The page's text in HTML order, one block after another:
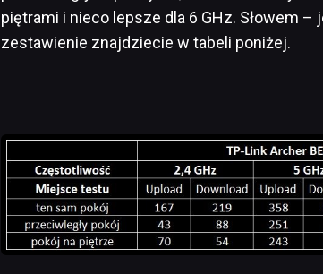
piętrami i nieco lepsze dla 6 GHz. Słowem
zestawienie znajdziecie w tabeli poniżej.